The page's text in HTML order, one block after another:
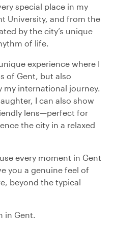
special place in my
University, and from the
by the city’s unique
of life.
experience where I
of Gent, but also
my international journey.
I can also show
lens—perfect for
the city in a relaxed
every moment in Gent
you a genuine feel of
beyond the typical
in Gent.